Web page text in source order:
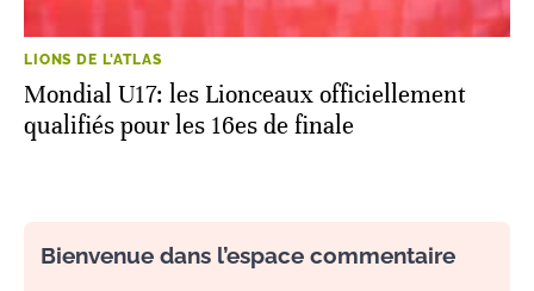
LIONS DE L'ATLAS
Mondial U17: les Lionceaux officiellement
qualifiés pour les 16es de finale
Bienvenue dans l’espace commentaire